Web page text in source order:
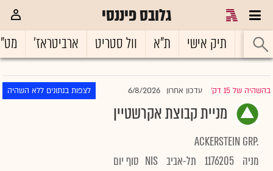
גלובס פיננסי
ראשי תיק אישי ת"א וול סטריט ארביטראז'
בהשהיה של 15 דק' |עדכון אחרון 6/8/2026 לצפות בנתונים ללא השהיה
מניית קבוצת אקרשטיין
ACKERSTEIN GRP.
מניה 1176205 תל-אביב NIS סוף יום